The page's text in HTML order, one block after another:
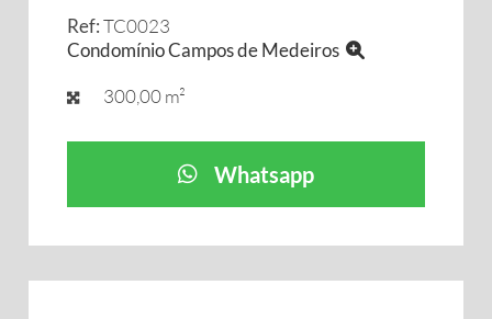
Ref:TC0023
Condomínio Campos de Medeiros
300,00 m²
Whatsapp